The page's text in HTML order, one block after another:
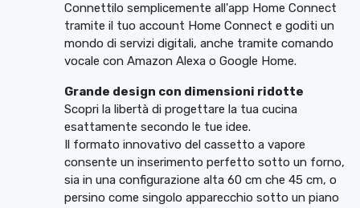
Connettilo semplicemente all'app Home Connect
tramite il tuo account Home Connect e goditi un
mondo di servizi digitali, anche tramite comando
vocale con Amazon Alexa o Google Home.
Grande design con dimensioni ridotte
Scopri la libertà di progettare la tua cucina
esattamente secondo le tue idee.
Il formato innovativo del cassetto a vapore
consente un inserimento perfetto sotto un forno,
sia in una configurazione alta 60 cm che 45 cm, o
persino come singolo apparecchio sotto un piano